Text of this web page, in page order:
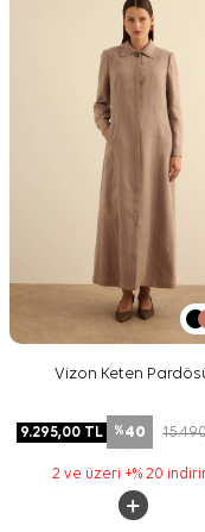
Vizon Keten
9.295,00 TL %40
2 ve üzeri +% 20